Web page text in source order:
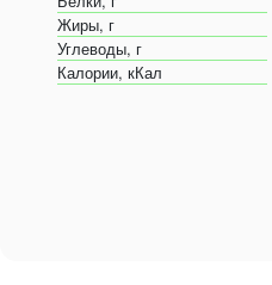
Жиры, г
Углеводы, г
Калории, кКал